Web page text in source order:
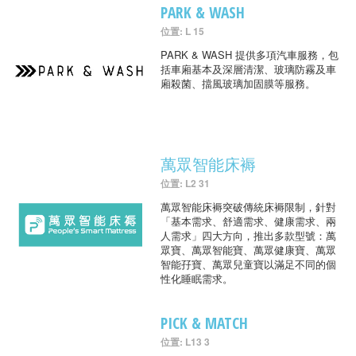
PARK & WASH
位置: L 15
PARK & WASH 提供多項汽車服務，包
括車廂基本及深層清潔、玻璃防霧及車
廂殺菌、擋風玻璃加固膜等服務。
萬眾智能床褥
位置: L2 31
萬眾智能床褥突破傳統床褥限制，針對
「基本需求、舒適需求、健康需求、兩
人需求」四大方向，推出多款型號：萬
眾寶、萬眾智能寶、萬眾健康寶、萬眾
智能孖寶、萬眾兒童寶以滿足不同的個
性化睡眠需求。
PICK & MATCH
位置: L13 3